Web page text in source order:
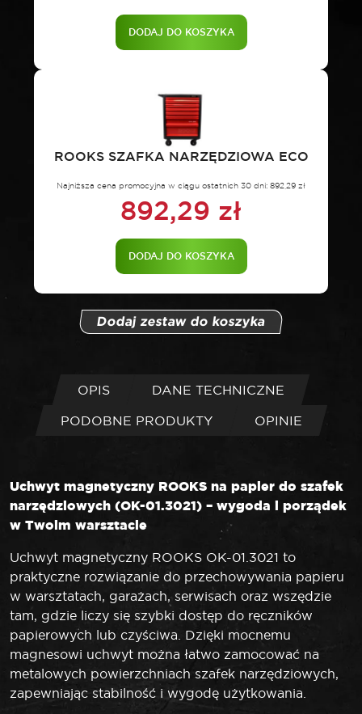
DODAJ DO KOSZYKA
ROOKS SZAFKA NARZĘDZIOWA ECO
Najniższa cena promocyjna w ciągu ostatnich 30 dni: 892,29 zł
892,29 zł
DODAJ DO KOSZYKA
Dodaj zestaw do koszyka
OPIS
DANE TECHNICZNE
PODOBNE PRODUKTY
OPINIE
Uchwyt magnetyczny ROOKS na papier do szafek
narzędziowych (OK-01.3021) – wygoda i porządek
w Twoim warsztacie
Uchwyt magnetyczny ROOKS OK-01.3021 to
praktyczne rozwiązanie do przechowywania papieru
w warsztatach, garażach, serwisach oraz wszędzie
tam, gdzie liczy się szybki dostęp do ręczników
papierowych lub czyściwa. Dzięki mocnemu
magnesowi uchwyt można łatwo zamocować na
metalowych powierzchniach szafek narzędziowych,
zapewniając stabilność i wygodę użytkowania.